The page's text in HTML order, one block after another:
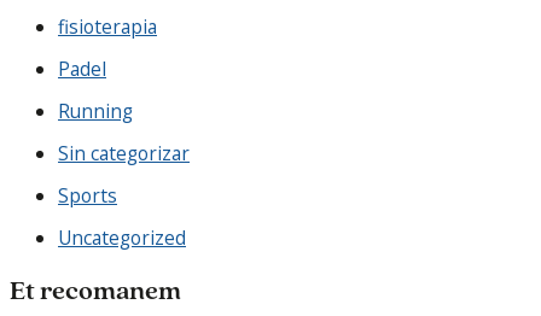
fisioterapia
Padel
Running
Sin categorizar
Sports
Uncategorized
Et recomanem